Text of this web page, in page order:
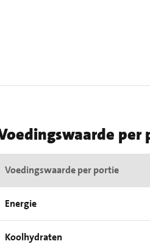
per
Voedingswaarde per portie
Energie
Koolhydraten